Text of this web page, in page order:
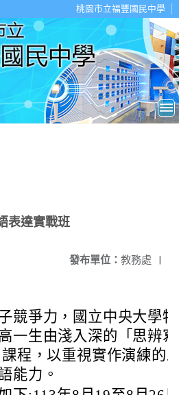
桃園市立福豐國民中學
表達實戰班
發布單位： 教務處 |
競爭力，國立中央大學
一生由淺入深的「思辨
程，以重視實作演練的
能力。